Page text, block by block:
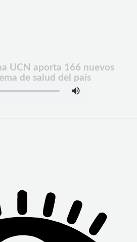
UCN aporta 166 nuevos
de salud del país